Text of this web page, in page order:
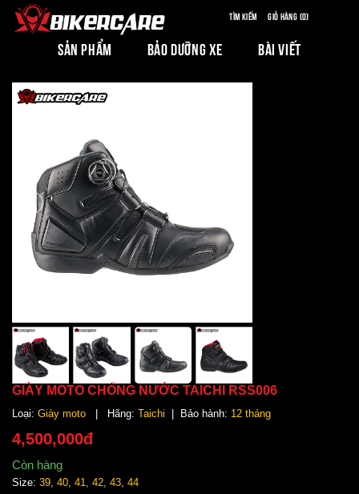
Tìm kiếm Giỏ hàng (0)
SẢN PHẨM BẢO DƯỠNG XE BÀI VIẾT
GIÀY MOTO CHỐNG NƯỚC TAICHI RSS006
Loại: Giày moto | Hãng: Taichi | Bảo hành: 12 tháng
4,500,000đ
Còn hàng
Size: 39, 40, 41, 42, 43, 44